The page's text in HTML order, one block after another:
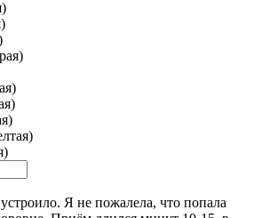
Я не пожалела, что попала